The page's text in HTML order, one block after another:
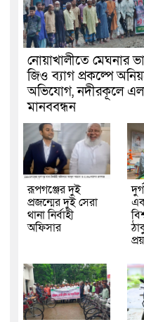
নোয়াখালীতে মেঘনার
জিও ব্যাগ প্রকল্পে
অভিযোগ, নদীরকূলে
মানববন্ধন
রূপগঞ্জের দুই
প্রজন্মের দুই সেরা
থানা নির্বাহী
অফিসার